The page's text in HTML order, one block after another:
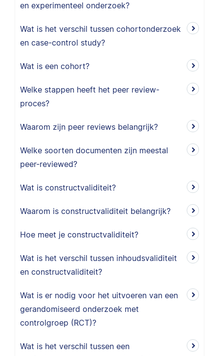
en experimenteel onderzoek?
Wat is het verschil tussen cohortonderzoek
en case-control study?
Wat is een cohort?
Welke stappen heeft het peer review-
proces?
Waarom zijn peer reviews belangrijk?
Welke soorten documenten zijn meestal
peer-reviewed?
Wat is constructvaliditeit?
Waarom is constructvaliditeit belangrijk?
Hoe meet je constructvaliditeit?
Wat is het verschil tussen inhoudsvaliditeit
en constructvaliditeit?
Wat is er nodig voor het uitvoeren van een
gerandomiseerd onderzoek met
controlgroep (RCT)?
Wat is het verschil tussen een